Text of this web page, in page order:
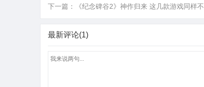
下一篇： 《纪念碑谷2》神作归来 这几款游戏同样
最新评论(1)